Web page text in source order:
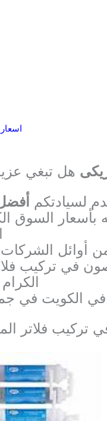
اسعار
هل تبغي
لسيادتكم
السوق
أوائل
في تركيب
في الكويت في
فلاتر